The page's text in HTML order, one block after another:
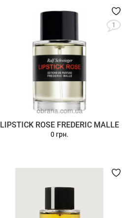
1
LIPSTICK ROSE FREDERIC MALLE
0 грн.